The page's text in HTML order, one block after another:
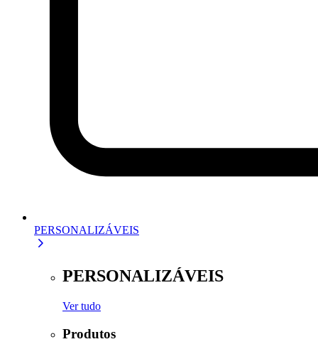
PERSONALIZÁVEIS
PERSONALIZÁVEIS
Ver tudo
Produtos